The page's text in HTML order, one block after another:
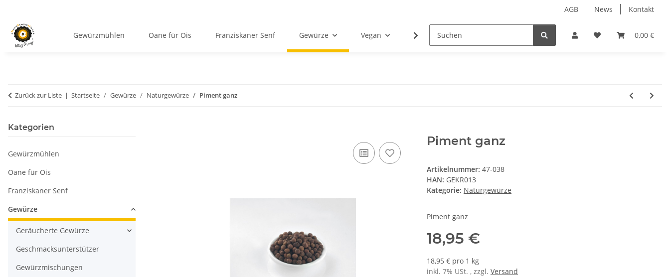
AGB News Kontakt
0,00 €
Gewürzmühlen Oane für Ois Franziskaner Senf Gewürze Vegan Essig Öl Geschenkideen Leere Gläser &
Zurück zur Liste Startseite Gewürze Naturgewürze Piment ganz
Piment ganz
Artikelnummer: 47-038
HAN: GEKR013
Kategorie: Naturgewürze
Piment ganz
18,95 €
18,95 € pro 1 kg
inkl. 7% USt. , zzgl. Versand
Kategorien
Gewürzmühlen
Oane für Ois
Franziskaner Senf
Gewürze
Geräucherte Gewürze
Geschmacksunterstützer
Gewürzmischungen